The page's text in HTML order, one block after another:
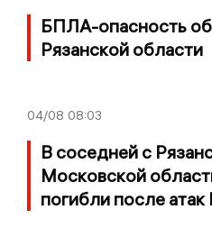
БПЛА-опасность
Рязанской области
04/08 08:03
В соседней с
Московской
погибли после